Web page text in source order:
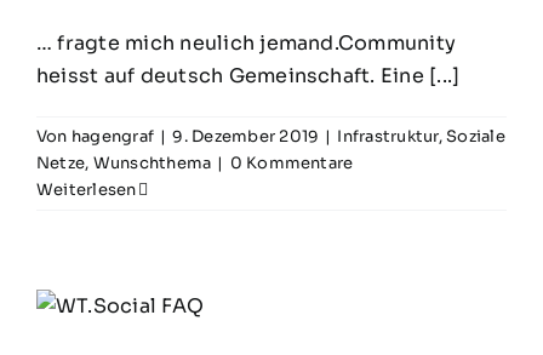
… fragte mich neulich jemand.Community
heisst auf deutsch Gemeinschaft. Eine [...]
Von hagengraf | 9. Dezember 2019 | Infrastruktur,Soziale
Netze, Wunschthema | 0 Kommentare
Weiterlesen